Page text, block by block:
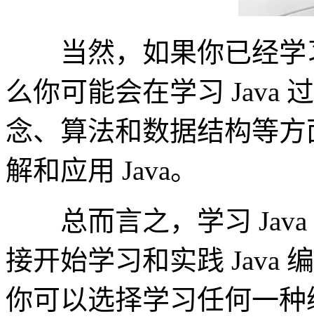
当然，如果你已经学
么你可能会在学习 Java
念、算法和数据结构等
解和应用 Java。
总而言之，学习 Java
接开始学习和实践 Java
你可以选择学习任何一种